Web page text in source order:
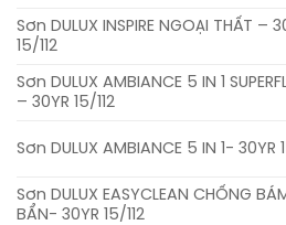
Sơn DULUX INSPIRE NGOẠI THẤT –
15/112
Sơn DULUX AMBIANCE 5 IN 1
– 30YR 15/112
Sơn DULUX AMBIANCE 5 IN 1- 30YR
Sơn DULUX EASYCLEAN CHỐNG
BẨN- 30YR 15/112